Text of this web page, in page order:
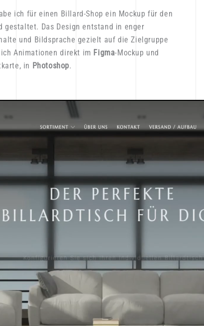
ich für einen Billard-Shop ein Mockup für den
gestaltet. Das Design entstand in enger
und Bildsprache gezielt auf die Zielgruppe
ich Animationen direkt im Figma-Mockup und
in Photoshop.